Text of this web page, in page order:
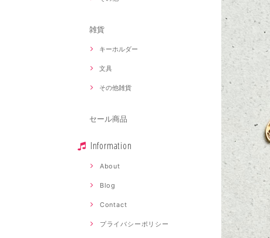
雑貨
キーホルダー
文具
その他雑貨
セール商品
Information
About
Blog
Contact
プライバシーポリシー